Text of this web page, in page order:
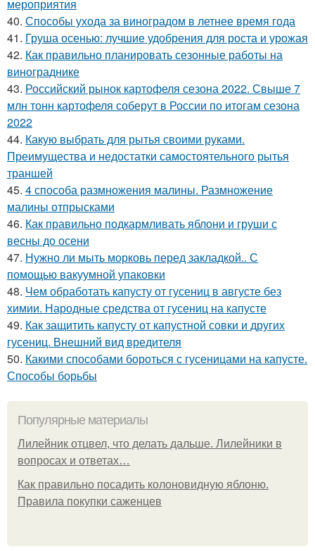
мероприятия
40. Способы ухода за виноградом в летнее время года
41. Груша осенью: лучшие удобрения для роста и урожая
42. Как правильно планировать сезонные работы на
винограднике
43. Российский рынок картофеля сезона 2022. Свыше 7
млн тонн картофеля соберут в России по итогам сезона
2022
44. Какую выбрать для рытья своими руками.
Преимущества и недостатки самостоятельного рытья
траншей
45. 4 способа размножения малины. Размножение
малины отпрысками
46. Как правильно подкармливать яблони и груши с
весны до осени
47. Нужно ли мыть морковь перед закладкой.. С
помощью вакуумной упаковки
48. Чем обработать капусту от гусениц в августе без
химии. Народные средства от гусениц на капусте
49. Как защитить капусту от капустной совки и других
гусениц. Внешний вид вредителя
50. Какими способами бороться с гусеницами на капусте.
Способы борьбы
Популярные материалы
Лилейник отцвел, что делать дальше. Лилейники в
вопросах и ответах…
Как правильно посадить колоновидную яблоню.
Правила покупки саженцев